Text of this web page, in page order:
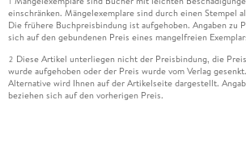
einschränken. Mängelexemplare sind durch einen Stempel
Die frühere Buchpreisbindung ist aufgehoben. Angaben zu
sich auf den gebundenen Preis eines mangelfreien
2 Diese Artikel unterliegen nicht der Preisbindung, die
wurde aufgehoben oder der Preis wurde vom Verlag
Alternative wird Ihnen auf der Artikelseite dargestellt.
beziehen sich auf den vorherigen Preis.